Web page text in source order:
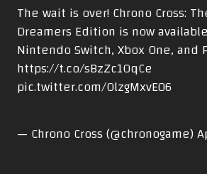
The wait is over! Chrono Cross:
Dreamers Edition is now
Nintendo Switch, Xbox One, and
https://t.co/sBzZc1OqCe
pic.twitter.com/OlzgMxvE06
— Chrono Cross (@chronogame)